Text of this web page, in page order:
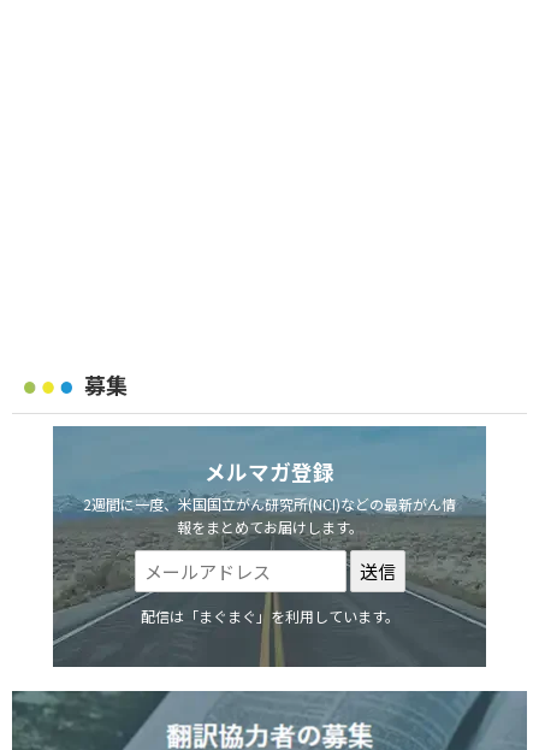
募集
メルマガ登録
2週間に一度、米国国立がん研究所(NCI)などの最新がん情
報をまとめてお届けします。
配信は「まぐまぐ」を利用しています。